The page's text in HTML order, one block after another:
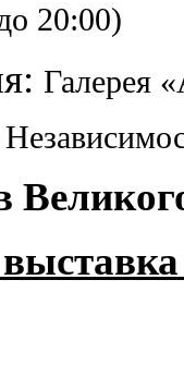
20:00)
Галерея